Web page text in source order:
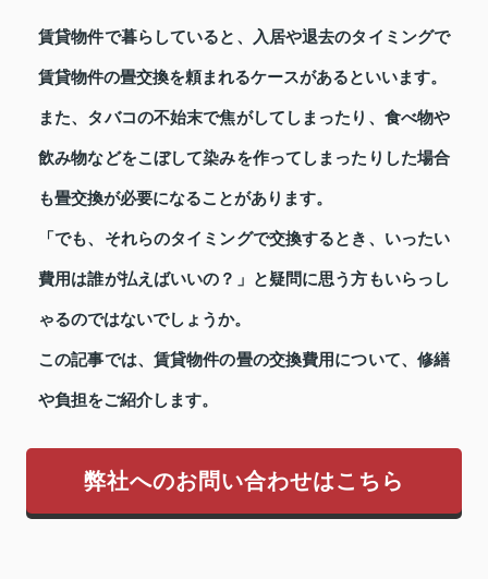
賃貸物件で暮らしていると、入居や退去のタイミングで
賃貸物件の畳交換を頼まれるケースがあるといいます。
また、タバコの不始末で焦がしてしまったり、食べ物や
飲み物などをこぼして染みを作ってしまったりした場合
も畳交換が必要になることがあります。
「でも、それらのタイミングで交換するとき、いったい
費用は誰が払えばいいの？」と疑問に思う方もいらっし
ゃるのではないでしょうか。
この記事では、賃貸物件の畳の交換費用について、修繕
や負担をご紹介します。
弊社へのお問い合わせはこちら